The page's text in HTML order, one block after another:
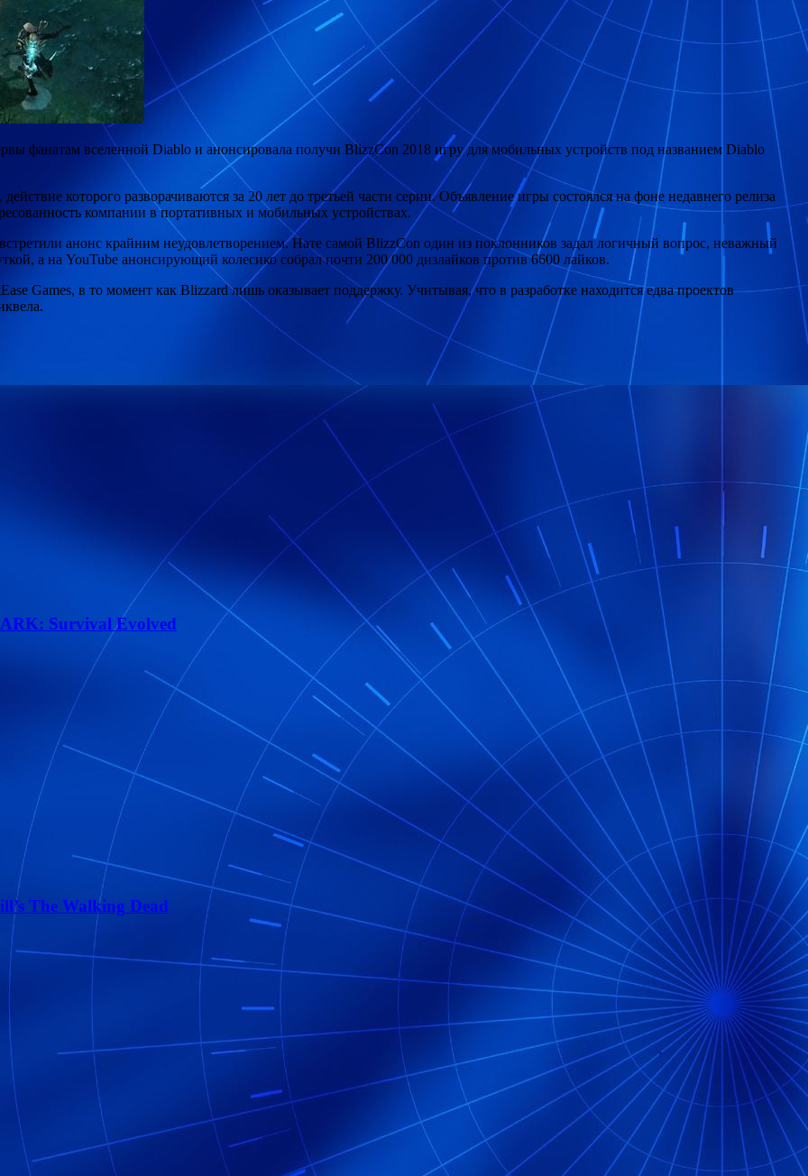
фанатам вселенной Diablo и анонсировала получи BlizzCon 2018 игру для мобильных устройств под названием Diablo
которого разворачиваются за 20 лет до третьей части серии. Объявление игры состоялся на фоне недавнего релиза
компании в портативных и мобильных устройствах.
анонс крайним неудовлетворением. Нате самой BlizzCon один из поклонников задал логичный вопрос, неважный
а на YouTube анонсирующий колесико собрал почти 200 000 дизлайков против 6600 лайков.
Games, в то момент как Blizzard лишь оказывает поддержку. Учитывая, что в разработке находится едва проектов
Survival Evolved
The Walking Dead